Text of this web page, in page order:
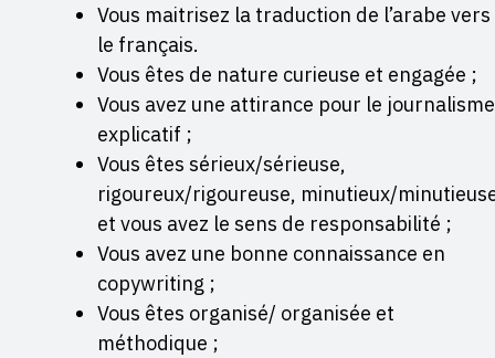
Vous maitrisez la traduction de l’arabe vers
le français.
Vous êtes de nature curieuse et engagée ;
Vous avez une attirance pour le journalisme
explicatif ;
Vous êtes sérieux/sérieuse,
rigoureux/rigoureuse, minutieux/
et vous avez le sens de responsabilité ;
Vous avez une bonne connaissance en
copywriting ;
Vous êtes organisé/ organisée et
méthodique ;